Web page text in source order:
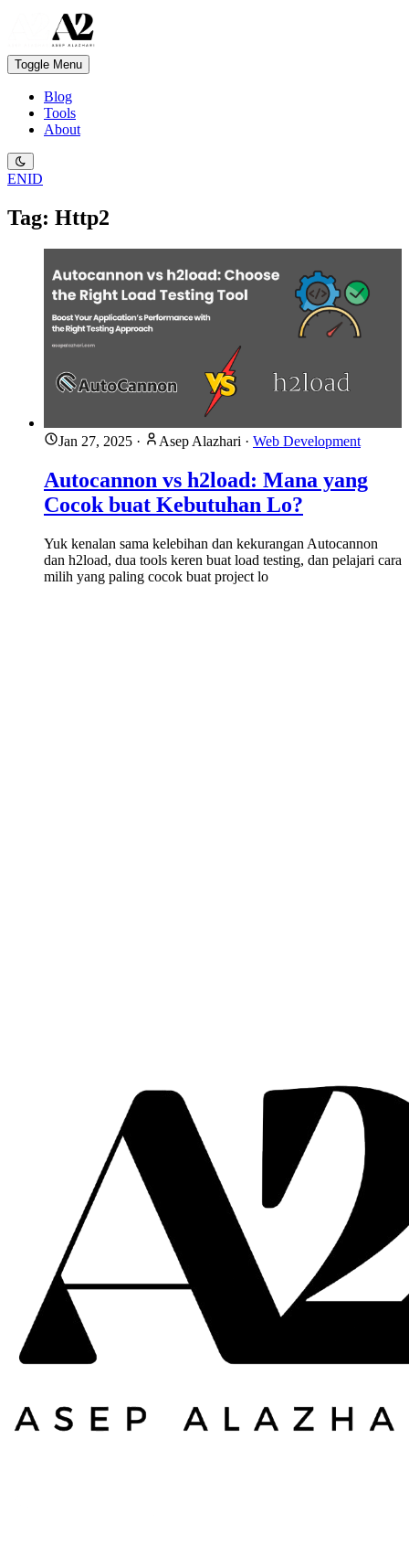
Toggle Menu
Blog
Tools
About
ENID
Tag: Http2
Jan 27, 2025 · Asep Alazhari · Web Development
Autocannon vs h2load: Mana yang
Cocok buat Kebutuhan Lo?
Yuk kenalan sama kelebihan dan kekurangan Autocannon
dan h2load, dua tools keren buat load testing, dan pelajari cara
milih yang paling cocok buat project lo